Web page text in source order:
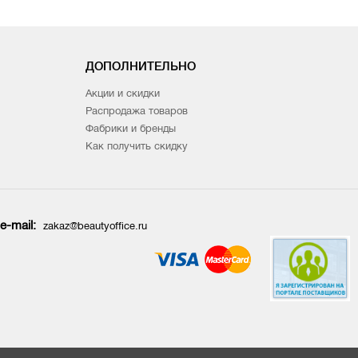
ДОПОЛНИТЕЛЬНО
Акции и скидки
Распродажа товаров
Фабрики и бренды
Как получить скидку
e-mail: zakaz@beautyoffice.ru